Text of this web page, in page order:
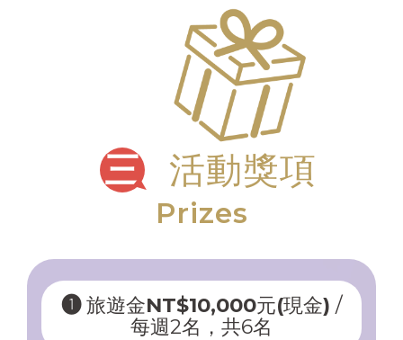
三 活動獎項
Prizes
➊ 旅遊金NT$10,000元(現金) /
每週2名，共6名